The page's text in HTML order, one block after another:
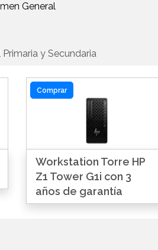
General
y Secundaria
Comprar
Workstation Torre HP
Z1 Tower G1i con 3
años de garantía